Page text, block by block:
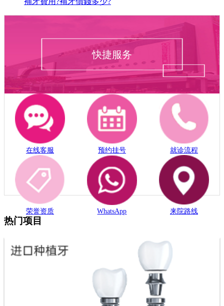
快捷服务
在线客服 预约挂号 就诊流程
荣誉资质 WhatsApp 来院路线
热门项目